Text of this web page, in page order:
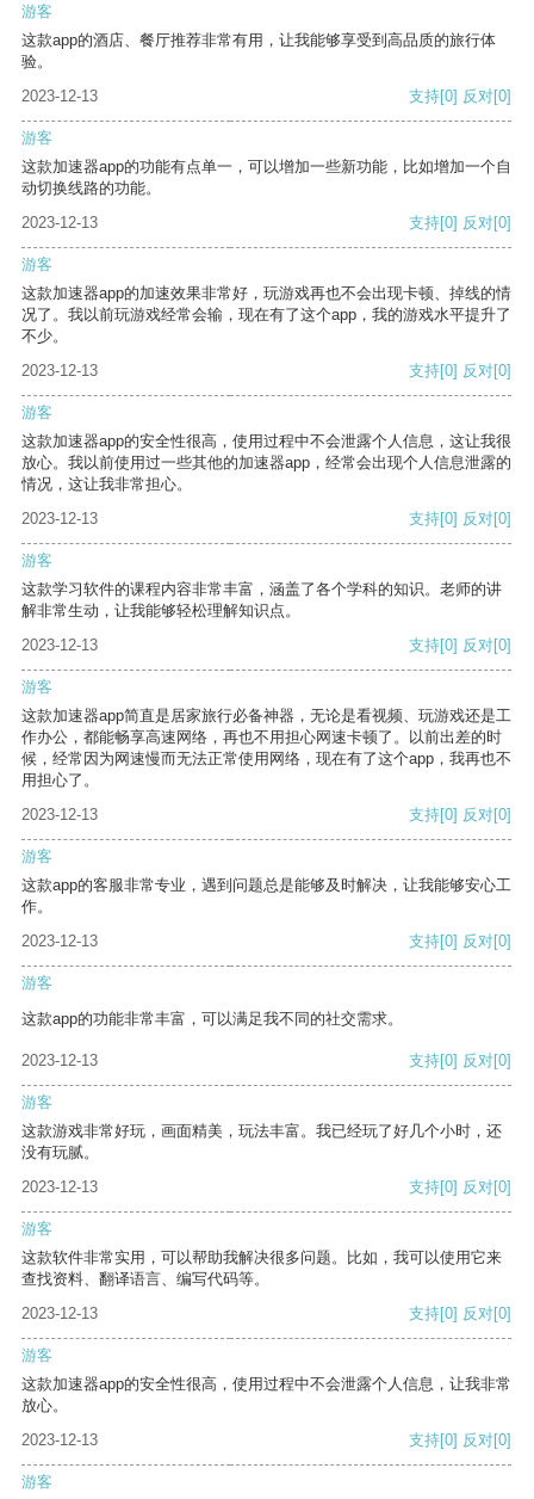
游客
这款app的酒店、餐厅推荐非常有用，让我能够享受到高品质的旅行体
验。
2023-12-13
支持[0] 反对[0]
游客
这款加速器app的功能有点单一，可以增加一些新功能，比如增加一个自
动切换线路的功能。
2023-12-13
支持[0] 反对[0]
游客
这款加速器app的加速效果非常好，玩游戏再也不会出现卡顿、掉线的情
况了。我以前玩游戏经常会输，现在有了这个app，我的游戏水平提升了
不少。
2023-12-13
支持[0] 反对[0]
游客
这款加速器app的安全性很高，使用过程中不会泄露个人信息，这让我很
放心。我以前使用过一些其他的加速器app，经常会出现个人信息泄露的
情况，这让我非常担心。
2023-12-13
支持[0] 反对[0]
游客
这款学习软件的课程内容非常丰富，涵盖了各个学科的知识。老师的讲
解非常生动，让我能够轻松理解知识点。
2023-12-13
支持[0] 反对[0]
游客
这款加速器app简直是居家旅行必备神器，无论是看视频、玩游戏还是工
作办公，都能畅享高速网络，再也不用担心网速卡顿了。以前出差的时
候，经常因为网速慢而无法正常使用网络，现在有了这个app，我再也不
用担心了。
2023-12-13
支持[0] 反对[0]
游客
这款app的客服非常专业，遇到问题总是能够及时解决，让我能够安心工
作。
2023-12-13
支持[0] 反对[0]
游客
这款app的功能非常丰富，可以满足我不同的社交需求。
2023-12-13 支持[0] 反对[0]
游客
这款游戏非常好玩，画面精美，玩法丰富。我已经玩了好几个小时，还
没有玩腻。
2023-12-13
支持[0] 反对[0]
游客
这款软件非常实用，可以帮助我解决很多问题。比如，我可以使用它来
查找资料、翻译语言、编写代码等。
2023-12-13
支持[0] 反对[0]
游客
这款加速器app的安全性很高，使用过程中不会泄露个人信息，让我非常
放心。
2023-12-13
支持[0] 反对[0]
游客